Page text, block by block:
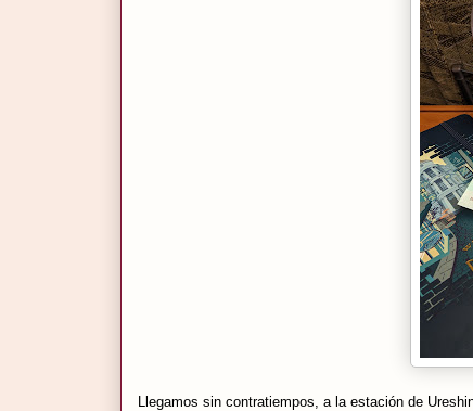
Llegamos sin contratiempos, a la estación de